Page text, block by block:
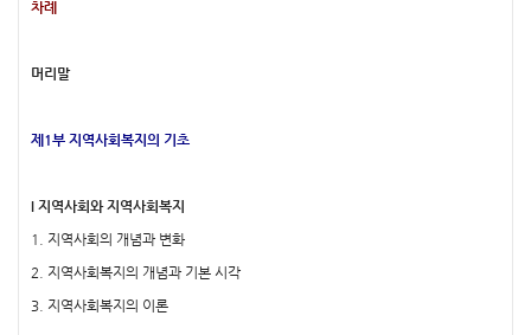
차례
머리말
제1부 지역사회복지의 기초
I 지역사회와 지역사회복지
1. 지역사회의 개념과 변화
2. 지역사회복지의 개념과 기본 시각
3. 지역사회복지의 이론